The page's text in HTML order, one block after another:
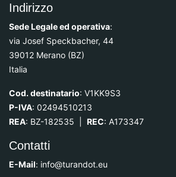
Indirizzo
Sede Legale ed operativa:
via Josef Speckbacher, 44
39012 Merano (BZ)
Italia
Cod. destinatario: V1KK9S3
P-IVA: 02494510213
REA: BZ-182535 | REC: A173347
Contatti
E-Mail: info@turandot.eu